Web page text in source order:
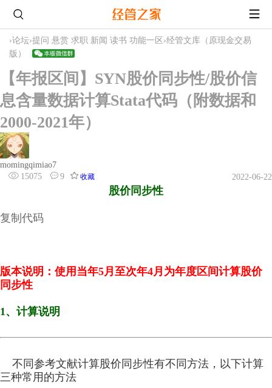
›论坛›提问 悬赏 求职 新闻 读书 功能一区 ›经管文库（原现金交易
版）
【年报区间】SYN股价同步性/股价信
息含量数据计算Stata代码（附数据和
2000-2021年）
momingqimiao7
15075
9 收藏 2022-06-22
股价同步性
复制代码
版本说明：使用当年5月至次年4月为年度区间计算股价
同步性
1、计算说明
不同参考文献计算股价同步性有不同方法，以下计算
三种常用的方法